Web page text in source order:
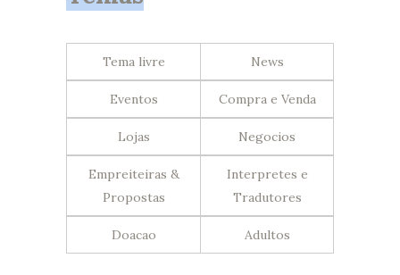
Tema livre News
Eventos Compra e Venda
Lojas Negocios
Empreiteiras &
Propostas
Interpretes e
Tradutores
Doacao Adultos